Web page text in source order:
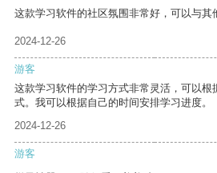
这款学习软件的社区氛围非常好，可以与其
2024-12-26
游客
这款学习软件的学习方式非常灵活，可以根
式。我可以根据自己的时间安排学习进度。
2024-12-26
游客